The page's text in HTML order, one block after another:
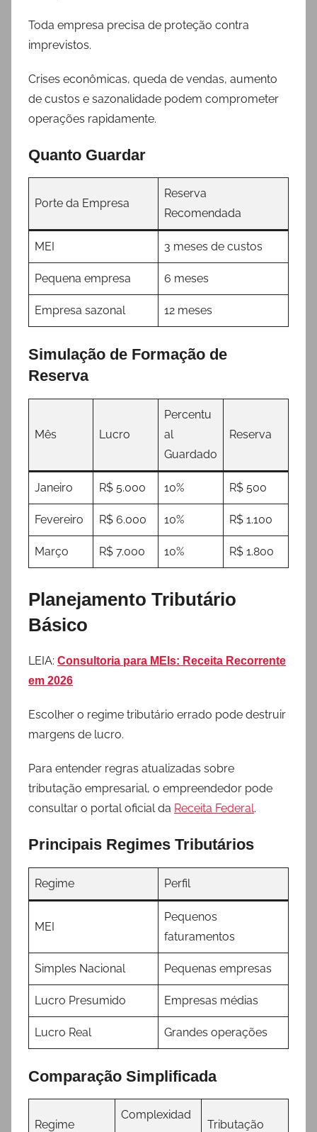
Toda empresa precisa de proteção contra
imprevistos.
Crises econômicas, queda de vendas, aumento
de custos e sazonalidade podem comprometer
operações rapidamente.
Quanto Guardar
Porte da Empresa
Reserva
Recomendada
MEI 3 meses de custos
Pequena empresa 6 meses
Empresa sazonal 12 meses
Simulação de Formação de
Reserva
Mês Lucro
Percentu
al
Guardado
Reserva
Janeiro R$ 5.000 10% R$ 500
Fevereiro R$ 6.000 10% R$ 1.100
Março R$ 7.000 10% R$ 1.800
Planejamento Tributário
Básico
LEIA: Consultoria para MEIs: Receita Recorrente
em 2026
Escolher o regime tributário errado pode destruir
margens de lucro.
Para entender regras atualizadas sobre
tributação empresarial, o empreendedor pode
consultar o portal oficial da Receita Federal.
Principais Regimes Tributários
Regime Perfil
MEI
Pequenos
faturamentos
Simples Nacional Pequenas empresas
Lucro Presumido Empresas médias
Lucro Real Grandes operações
Comparação Simplificada
Regime
Complexidad
Tributação